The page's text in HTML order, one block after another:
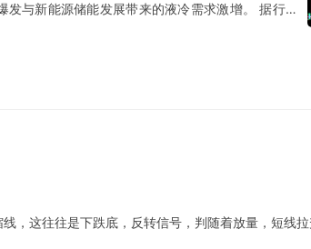
与新能源储能发展带来的液冷需求激增。 据行业
，这往往是下跌底，反转信号，判随着放量，短线拉